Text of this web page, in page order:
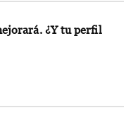
¿Y tu perfil